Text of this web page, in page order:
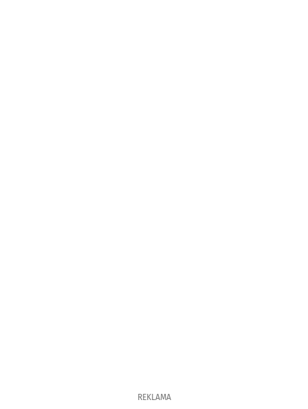
REKLAMA